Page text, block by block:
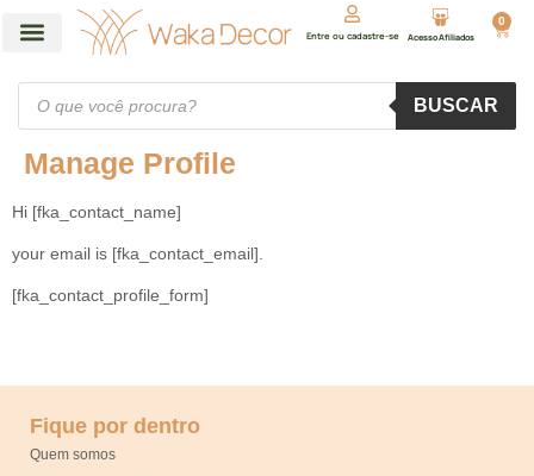
Entre ou cadastre-se Acesso Afiliados
0
BUSCAR
Manage Profile
Hi [fka_contact_name]
your email is [fka_contact_email].
[fka_contact_profile_form]
Fique por dentro
Quem somos